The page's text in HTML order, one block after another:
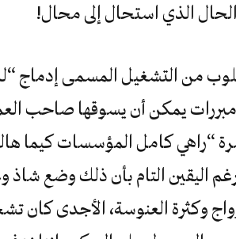
الذي استحال إلى محال!
من التشغيل المسمى إدماج
يمكن أن يسوقها صاحب
مرة “راهي كامل المؤسسات كيما
اليقين التام بأن ذلك وضع
وكثرة العنوسة، الأجدى كان